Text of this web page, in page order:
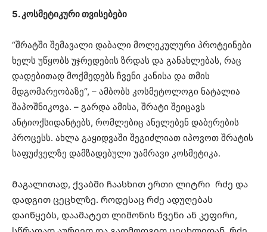
5. კოსმეტიკური თვისებები
“შრატში შემავალი დაბალი მოლეკულური პროტეინები
ხელს უწყობს უჯრედების ზრდას და განახლებას, რაც
დადებითად მოქმედებს ჩვენი კანისა და თმის
მდგომარეობაზე“, – ამბობს კოსმეტოლოგი ნატალია
შაპოშნიკოვა. – გარდა ამისა, შრატი შეიცავს
ანტიოქსიდანტებს, რომლებიც ანელებენ დაბერების
პროცესს. ახლა გაყიდვაში შეგიძლიათ იპოვოთ შრატის
საფუძველზე დამზადებული უამრავი კოსმეტიკა.
Მაგალითად, ქვაბში ჩაასხით ერთი ლიტრი რძე და
დადგით ცეცხლზე. როდესაც რძე ადუღებას
დაიწყებს, დაამატეთ ლიმონის წვენი ან კეფირი,